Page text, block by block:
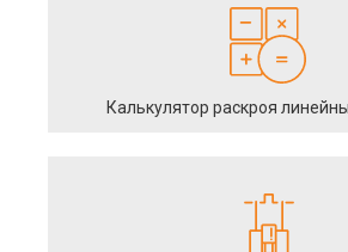
Калькулятор раскроя